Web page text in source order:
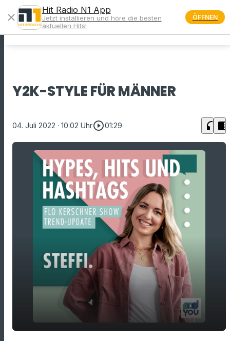
menu
Y2K-STYLE FÜR MÄNNER
04. Juli 2022 · 10:02 Uhrplay_circle_outline01:29 headphones chrome_reader_mode
close
Hit Radio N1 App
Jetzt installieren und höre die besten
aktuellen Hits!
ÖFFNEN